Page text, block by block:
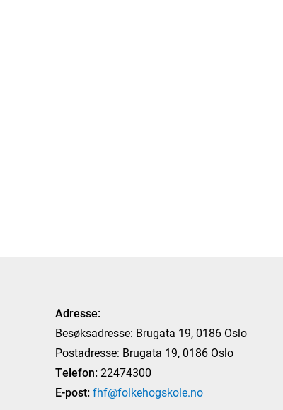
Adresse:
Besøksadresse: Brugata 19, 0186 Oslo
Postadresse: Brugata 19, 0186 Oslo
Telefon: 22474300
E-post: fhf@folkehogskole.no